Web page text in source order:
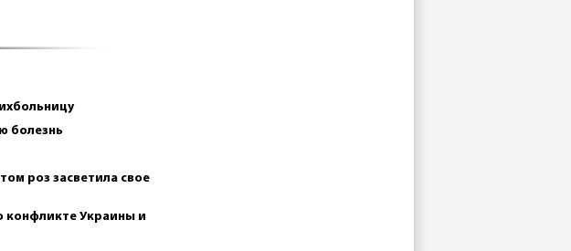
болезнь
роз засветила свое
конфликте Украины и